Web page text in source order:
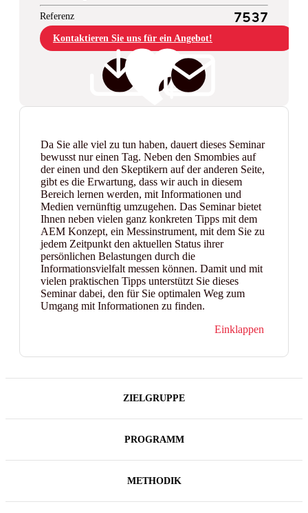
Referenz 7537
Kontaktieren Sie uns für ein Angebot!
Da Sie alle viel zu tun haben, dauert dieses Seminar
bewusst nur einen Tag. Neben den Smombies auf
der einen und den Skeptikern auf der anderen Seite,
gibt es die Erwartung, dass wir auch in diesem
Bereich lernen werden, mit Informationen und
Medien vernünftig umzugehen. Das Seminar bietet
Ihnen neben vielen ganz konkreten Tipps mit dem
AEM Konzept, ein Messinstrument, mit dem Sie zu
jedem Zeitpunkt den aktuellen Status ihrer
persönlichen Belastungen durch die
Informationsvielfalt messen können. Damit und mit
vielen praktischen Tipps unterstützt Sie dieses
Seminar dabei, den für Sie optimalen Weg zum
Umgang mit Informationen zu finden.
Einklappen
ZIELGRUPPE
PROGRAMM
METHODIK